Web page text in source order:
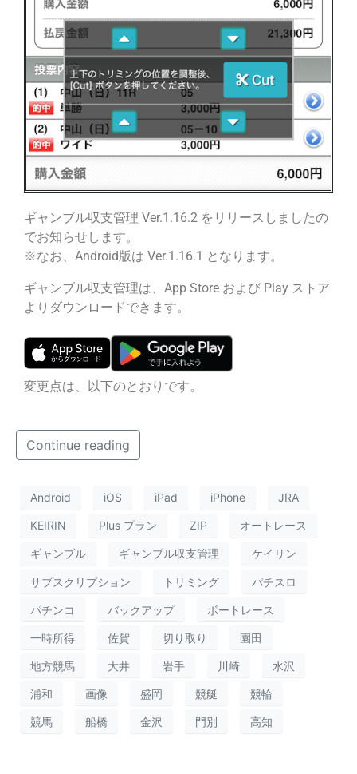
ギャンブル収支管理 Ver.1.16.2 をリリースしましたの
でお知らせします。
※なお、Android版は Ver.1.16.1 となります。
ギャンブル収支管理は、App Store および Play ストア
よりダウンロードできます。
変更点は、以下のとおりです。
Continue reading
Android iOS iPad iPhone JRA
KEIRIN Plus プラン ZIP オートレース
ギャンブル ギャンブル収支管理 ケイリン
サブスクリプション トリミング パチスロ
パチンコ バックアップ ボートレース
一時所得 佐賀 切り取り 園田
地方競馬 大井 岩手 川崎 水沢
浦和 画像 盛岡 競艇 競輪
競馬 船橋 金沢 門別 高知